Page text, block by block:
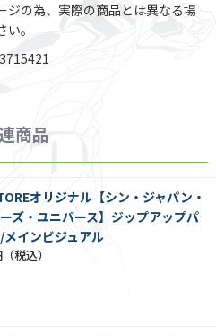
の為、実際の商品とは異なる場
。
商品
オリジナル【シン・ジャパン・
ズ・ユニバース】ジップアップパ
メインビジュアル